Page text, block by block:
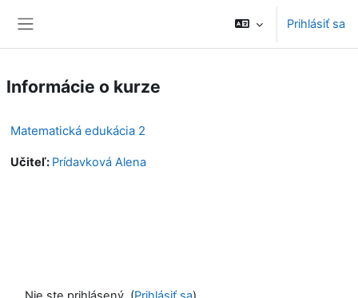
Prihlásiť sa
Informácie o kurze
Matematická edukácia 2
Učiteľ: Prídavková Alena